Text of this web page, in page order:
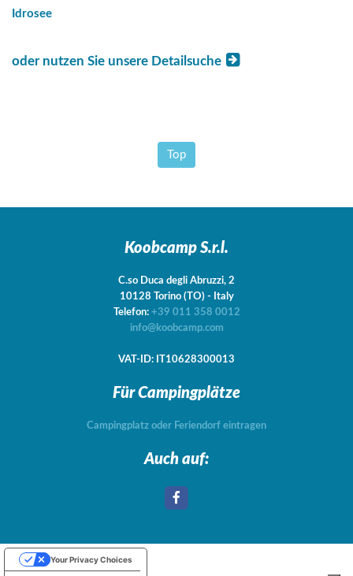
Idrosee
oder nutzen Sie unsere Detailsuche
Top
Koobcamp S.r.l.
C.so Duca degli Abruzzi, 2
10128 Torino (TO) - Italy
Telefon: +39 011 358 0012
info@koobcamp.com
VAT-ID: IT10628300013
Für Campingplätze
Campingplatz oder Feriendorf eintragen
Auch auf:
Your Privacy Choices